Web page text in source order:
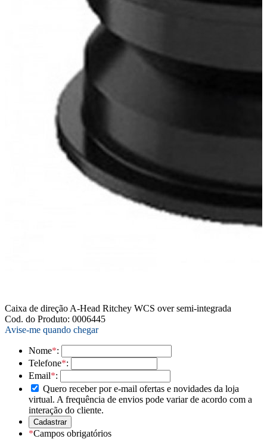
Caixa de direção A-Head Ritchey WCS over semi-integrada
Cod. do Produto: 0006445
Avise-me quando chegar
Nome*:
Telefone*:
Email*:
Quero receber por e-mail ofertas e novidades da loja
virtual. A frequência de envios pode variar de acordo com a
interação do cliente.
*Campos obrigatórios